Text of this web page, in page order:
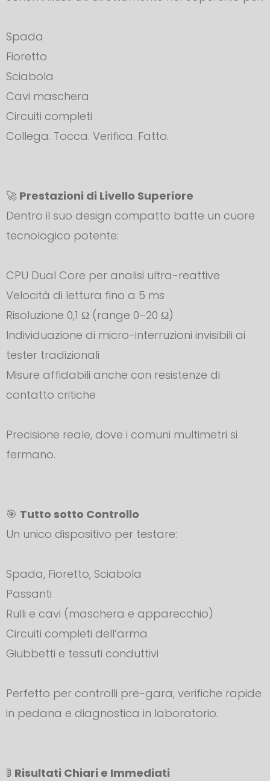
Spada
Fioretto
Sciabola
Cavi maschera
Circuiti completi
Collega. Tocca. Verifica. Fatto.
🚀 Prestazioni di Livello Superiore
Dentro il suo design compatto batte un cuore
tecnologico potente:
CPU Dual Core per analisi ultra-reattive
Velocità di lettura fino a 5 ms
Risoluzione 0,1 Ω (range 0–20 Ω)
Individuazione di micro-interruzioni invisibili ai
tester tradizionali
Misure affidabili anche con resistenze di
contatto critiche
Precisione reale, dove i comuni multimetri si
fermano.
🎯 Tutto sotto Controllo
Un unico dispositivo per testare:
Spada, Fioretto, Sciabola
Passanti
Rulli e cavi (maschera e apparecchio)
Circuiti completi dell’arma
Giubbetti e tessuti conduttivi
Perfetto per controlli pre-gara, verifiche rapide
in pedana e diagnostica in laboratorio.
🚦 Risultati Chiari e Immediati